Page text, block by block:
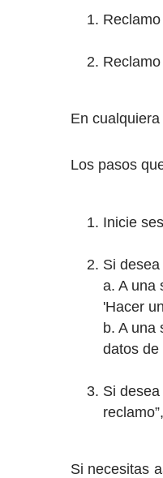
En
Los pasos
Inicie
Si
a. A una
'Hacer
b. A una
datos de
Si
Si necesitas